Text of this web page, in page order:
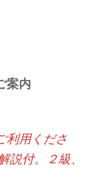
案内
利用くださ
説付。２級、